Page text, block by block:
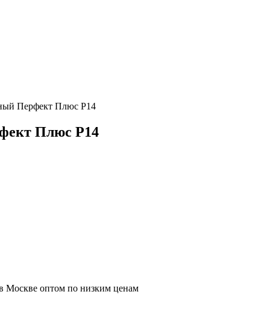
Перфект Плюс P14
Плюс P14
Москве оптом по низким ценам